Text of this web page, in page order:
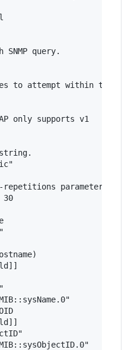
SNMP query.
to attempt within
only supports v1
parameter
30